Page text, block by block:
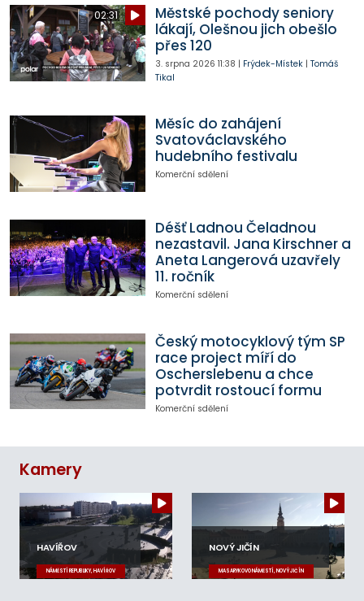
02:31
Městské pochody seniory
lákají, Olešnou jich obešlo
přes 120
3. srpna 2026 11:38 | Frýdek-Místek| Tomáš
Tikal
Měsíc do zahájení
Svatováclavského
hudebního festivalu
Komerční sdělení
Déšť Ladnou Čeladnou
nezastavil. Jana Kirschner a
Aneta Langerová uzavřely
11. ročník
Komerční sdělení
Český motocyklový tým SP
race project míří do
Oscherslebenu a chce
potvrdit rostoucí formu
Komerční sdělení
Kamery
HAVÍŘOV
NÁMĚSTÍ REPUBLIKY, HAVÍŘOV
NOVÝ JIČÍN
MASARYKOVO NÁMĚSTÍ, NOVÝ JIČÍN